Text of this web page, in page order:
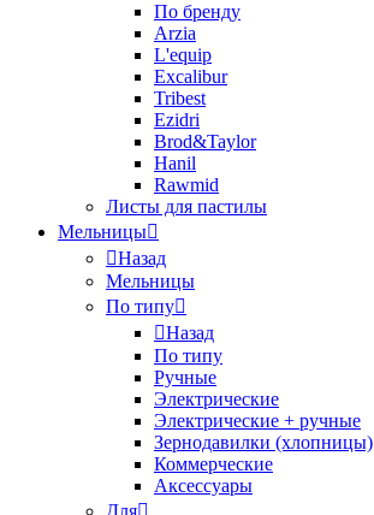
По бренду
Arzia
L'equip
Excalibur
Tribest
Ezidri
Brod&Taylor
Hanil
Rawmid
Листы для пастилы
Мельницы
Назад
Мельницы
По типу
Назад
По типу
Ручные
Электрические
Электрические + ручные
Зернодавилки (хлопницы)
Коммерческие
Аксессуары
Для